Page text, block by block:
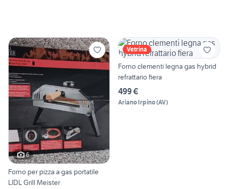
6
Forno per pizza a gas portatile
LIDL Grill Meister
Vetrina
Forno clementi legna gas hybrid
refrattario fiera
499 €
Ariano Irpino(AV)